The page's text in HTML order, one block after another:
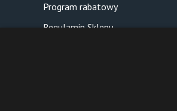
Program rabatowy
Regulamin Sklepu